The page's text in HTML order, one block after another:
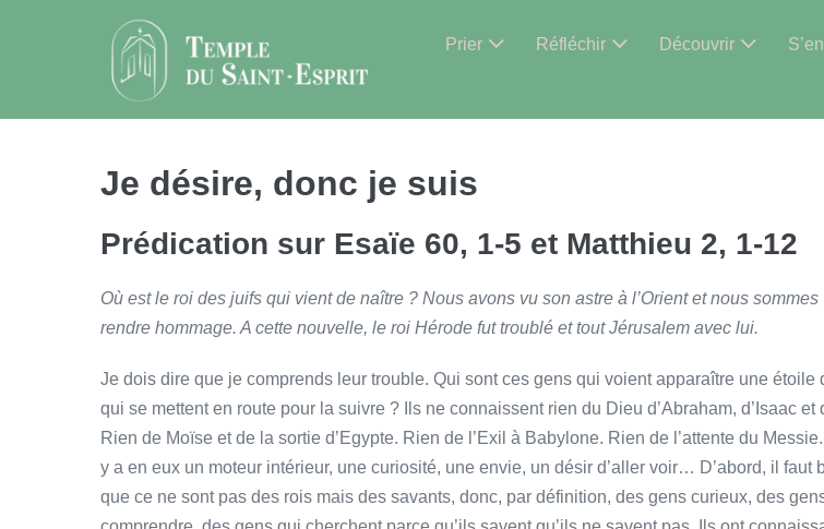
Prier Réfléchir Découvrir
Je désire, donc je suis
Prédication sur Esaïe 60, 1-5 et Matthieu 2, 1-12
Où est le roi des juifs qui vient de naître ? Nous avons vu son astre à l’Orient et nous
rendre hommage. A cette nouvelle, le roi Hérode fut troublé et tout Jérusalem avec lui.
Je dois dire que je comprends leur trouble. Qui sont ces gens qui voient apparaître une étoile
qui se mettent en route pour la suivre ? Ils ne connaissent rien du Dieu d’Abraham, d’Isaac et
Rien de Moïse et de la sortie d’Egypte. Rien de l’Exil à Babylone. Rien de l’attente du
y a en eux un moteur intérieur, une curiosité, une envie, un désir d’aller voir… D’abord, il faut
que ce ne sont pas des rois mais des savants, donc, par définition, des gens curieux, des